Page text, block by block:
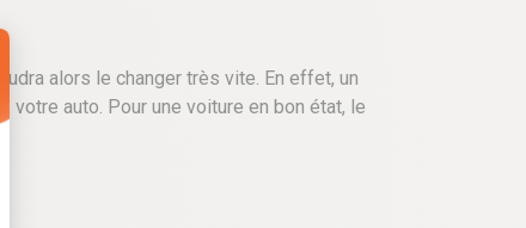
alors le changer très vite. En effet, un
auto. Pour une voiture en bon état, le